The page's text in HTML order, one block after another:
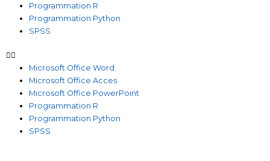
Programmation R
Programmation Python
SPSS
Microsoft Office Word
Microsoft Office Acces
Microsoft Office PowerPoint
Programmation R
Programmation Python
SPSS